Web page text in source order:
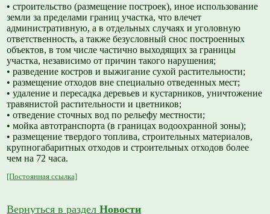
• строительство (размещение построек), иное использование
земли за пределами границ участка, что влечет
административную, а в отдельных случаях и уголовную
ответственность, а также безусловный снос построенных
объектов, в том числе частично выходящих за границы
участка, независимо от причин такого нарушения;
• разведение костров и выжигание сухой растительности;
• размещение отходов вне специально отведенных мест;
• удаление и пересадка деревьев и кустарников, уничтожение
травянистой растительности и цветников;
• отведение сточных вод по рельефу местности;
• мойка автотранспорта (в границах водоохранной зоны);
• размещение твердого топлива, строительных материалов,
крупногабаритных отходов и строительных отходов более
чем на 72 часа.
[Постоянная ссылка]
Вернуться в разделНовости